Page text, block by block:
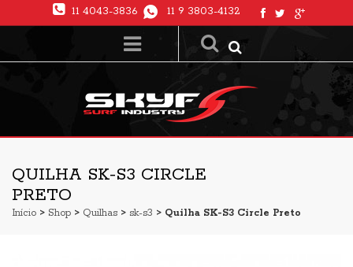
11 4043-3836 11 9 3803-4132
QUILHA SK-S3 CIRCLE
PRETO
Início > Shop > Quilhas > sk-s3 > Quilha SK-S3 Circle Preto